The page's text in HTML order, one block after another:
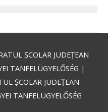
ȘCOLAR JUDEȚEAN
TANFELÜGYELŐSÉG |
ȘCOLAR JUDEȚEAN
TANFELÜGYELŐSÉG